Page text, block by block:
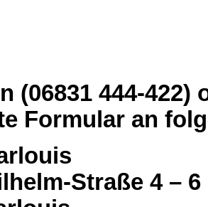
(06831 444-
Formular an
Straße 4 – 6